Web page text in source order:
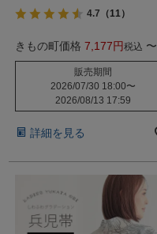
4.7 （11）
きもの町価格 7,177 税込 〜
販売期間
2026/07/30 18:00〜
2026/08/13 17:59
詳細を見る